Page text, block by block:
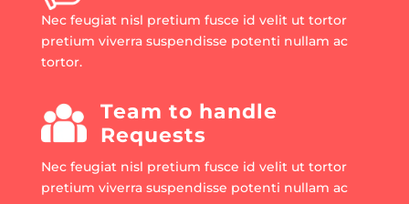
Nec feugiat nisl pretium fusce id velit ut tortor
pretium viverra suspendisse potenti nullam ac
tortor.
Team to handle
Requests
Nec feugiat nisl pretium fusce id velit ut tortor
pretium viverra suspendisse potenti nullam ac